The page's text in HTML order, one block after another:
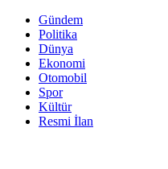
Gündem
Politika
Dünya
Ekonomi
Otomobil
Spor
Kültür
Resmi İlan